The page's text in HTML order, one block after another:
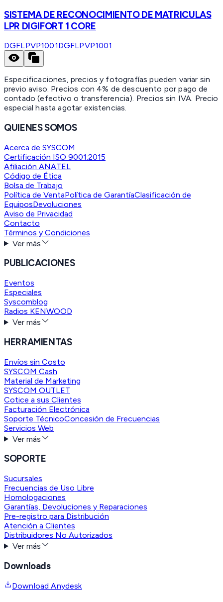
SISTEMA DE RECONOCIMIENTO DE MATRICULAS
LPR DIGIFORT 1 CORE
DGFLPVP1001DGFLPVP1001
Especificaciones, precios y fotografías pueden variar sin
previo aviso. Precios con 4% de descuento por pago de
contado (efectivo o transferencia). Precios sin IVA. Precio
especial hasta agotar existencias.
QUIENES SOMOS
Acerca de SYSCOM
Certificación ISO 9001:2015
Afiliación ANATEL
Código de Ética
Bolsa de Trabajo
Política de VentaPolítica de GarantíaClasificación de
EquiposDevoluciones
Aviso de Privacidad
Contacto
Términos y Condiciones
Ver más
PUBLICACIONES
Eventos
Especiales
Syscomblog
Radios KENWOOD
Ver más
HERRAMIENTAS
Envíos sin Costo
SYSCOM Cash
Material de Marketing
SYSCOM OUTLET
Cotice a sus Clientes
Facturación Electrónica
Soporte TécnicoConcesión de Frecuencias
Servicios Web
Ver más
SOPORTE
Sucursales
Frecuencias de Uso Libre
Homologaciones
Garantías, Devoluciones y Reparaciones
Pre-registro para Distribución
Atención a Clientes
Distribuidores No Autorizados
Ver más
Downloads
Download Anydesk